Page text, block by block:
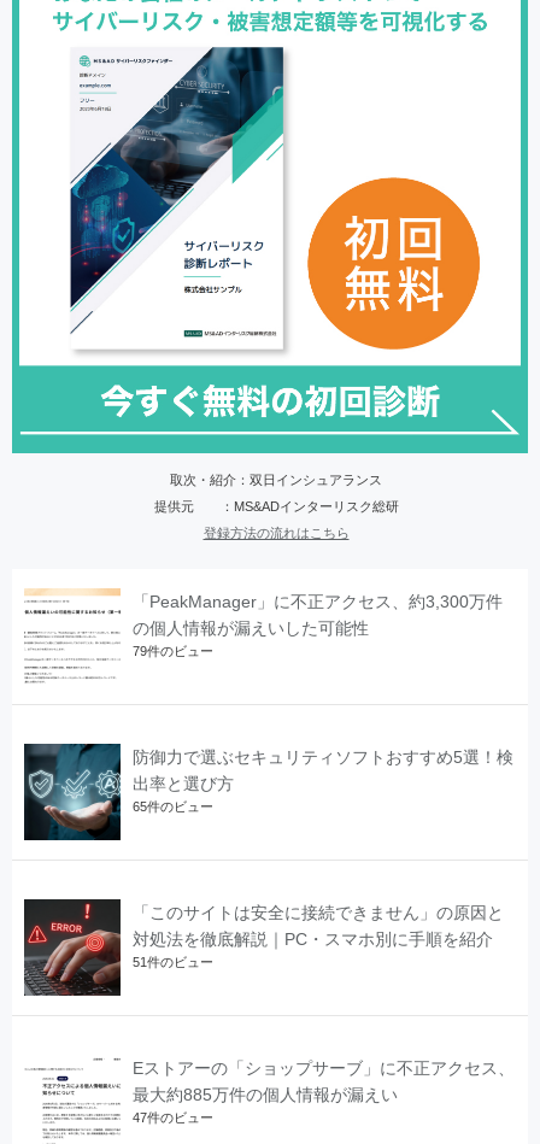
取次・紹介：双日インシュアランス
提供元 ：MS&ADインターリスク総研
登録方法の流れはこちら
「PeakManager」に不正アクセス、約3,300万件
の個人情報が漏えいした可能性
79件のビュー
防御力で選ぶセキュリティソフトおすすめ5選！検
出率と選び方
65件のビュー
「このサイトは安全に接続できません」の原因と
対処法を徹底解説｜PC・スマホ別に手順を紹介
51件のビュー
Eストアーの「ショップサーブ」に不正アクセス、
最大約885万件の個人情報が漏えい
47件のビュー